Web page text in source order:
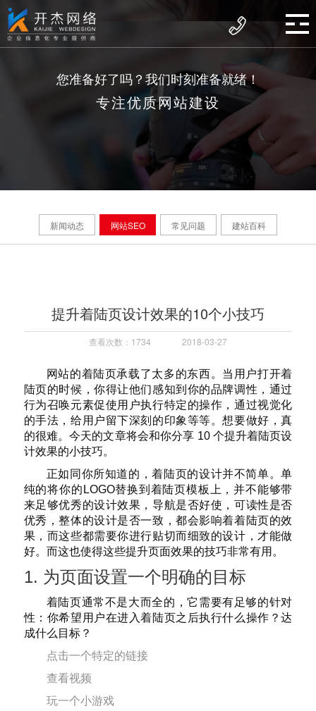
您准备好了吗？我们时刻准备就绪！
专注优质网站建设
新闻动态 网站SEO 常见问题 建站百科
提升着陆页设计效果的10个小技巧
查看次数：1734 2018-03-27
网站的着陆页承载了太多的东西。当用户打开着
陆页的时候，你得让他们感知到你的品牌调性，通过
行为召唤元素促使用户执行特定的操作，通过视觉化
的手法，给用户留下深刻的印象等等。想要做好，真
的很难。今天的文章将会和你分享 10 个提升着陆页设
计效果的小技巧。
正如同你所知道的，着陆页的设计并不简单。单
纯的将你的LOGO替换到着陆页模板上，并不能够带
来足够优秀的设计效果，导航是否好使，可读性是否
优秀，整体的设计是否一致，都会影响着着陆页的效
果，而这些都需要你进行贴切而细致的设计，才能做
好。而这也使得这些提升页面效果的技巧非常有用。
1. 为页面设置一个明确的目标
着陆页通常不是大而全的，它需要有足够的针对
性：你希望用户在进入着陆页之后执行什么操作？达
成什么目标？
点击一个特定的链接
查看视频
玩一个小游戏